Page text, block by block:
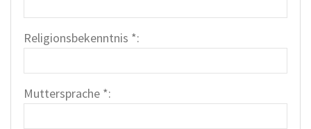
Religionsbekenntnis *:
Muttersprache *: